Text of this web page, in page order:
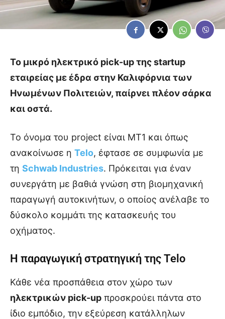
Το μικρό ηλεκτρικό pick-up της startup
εταιρείας με έδρα στην Καλιφόρνια των
Ηνωμένων Πολιτειών, παίρνει πλέον σάρκα
και οστά.
Το όνομα του project είναι MT1 και όπως
ανακοίνωσε η Telo, έφτασε σε συμφωνία με
τη Schwab Industries. Πρόκειται για έναν
συνεργάτη με βαθιά γνώση στη βιομηχανική
παραγωγή αυτοκινήτων, ο οποίος ανέλαβε το
δύσκολο κομμάτι της κατασκευής του
οχήματος.
Η παραγωγική στρατηγική της Telo
Κάθε νέα προσπάθεια στον χώρο των
ηλεκτρικών pick-up προσκρούει πάντα στο
ίδιο εμπόδιο, την εξεύρεση κατάλληλων